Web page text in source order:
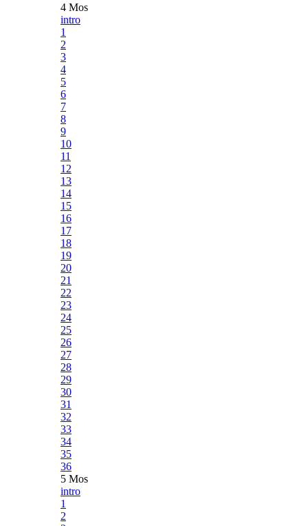
4 Mos
intro
1
2
3
4
5
6
7
8
9
10
11
12
13
14
15
16
17
18
19
20
21
22
23
24
25
26
27
28
29
30
31
32
33
34
35
36
5 Mos
intro
1
2